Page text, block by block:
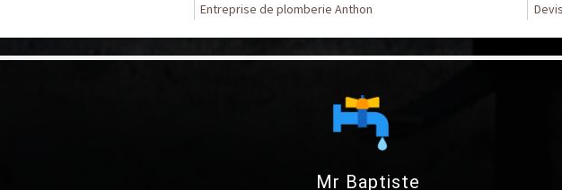
Entreprise de plomberie Anthon
Mr Baptiste